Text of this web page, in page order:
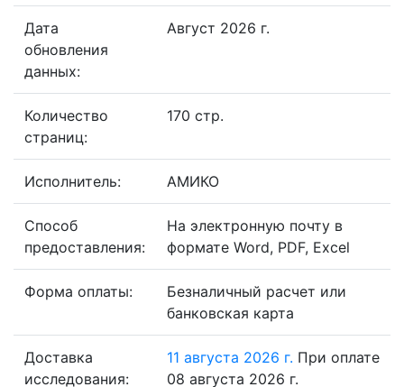
Дата
обновления
данных:
Август 2026 г.
Количество
страниц:
170 стр.
Исполнитель: АМИКО
Способ
предоставления:
На электронную почту в
формате Word, PDF, Excel
Форма оплаты:
Безналичный расчет или
банковская карта
Доставка
исследования:
11 августа 2026 г. При оплате
08 августа 2026 г.